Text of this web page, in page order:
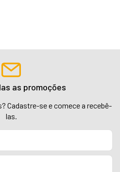
as promoções
Cadastre-se e comece a recebê-
las.